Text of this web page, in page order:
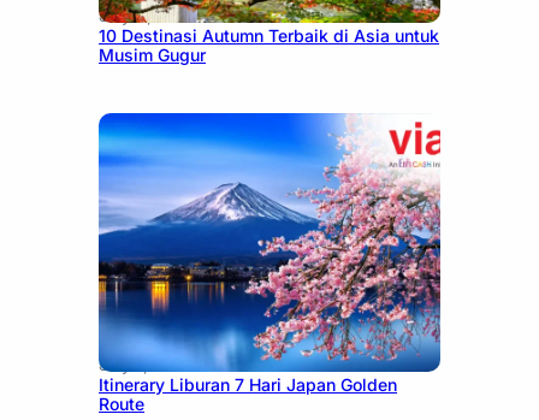
July 9, 2026
10 Destinasi Autumn Terbaik di Asia untuk
Musim Gugur
July 7, 2026
Itinerary Liburan 7 Hari Japan Golden
Route